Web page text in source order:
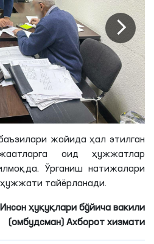
жойида ҳал этилган
оид ҳужжатлар
Ўрганиш натижалари
тайёрланади.
ҳуқуқлари бўйича вакили
(омбудсман) Ахборот хизмати